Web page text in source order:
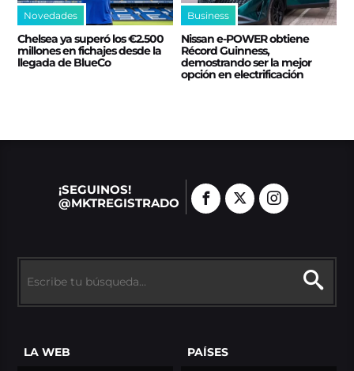
Novedades
Chelsea ya superó los €2.500
millones en fichajes desde la
llegada de BlueCo
Business
Nissan e‑POWER obtiene
Récord Guinness,
demostrando ser la mejor
opción en electrificación
¡SEGUINOS!
@MKTREGISTRADO
LA WEB PAÍSES